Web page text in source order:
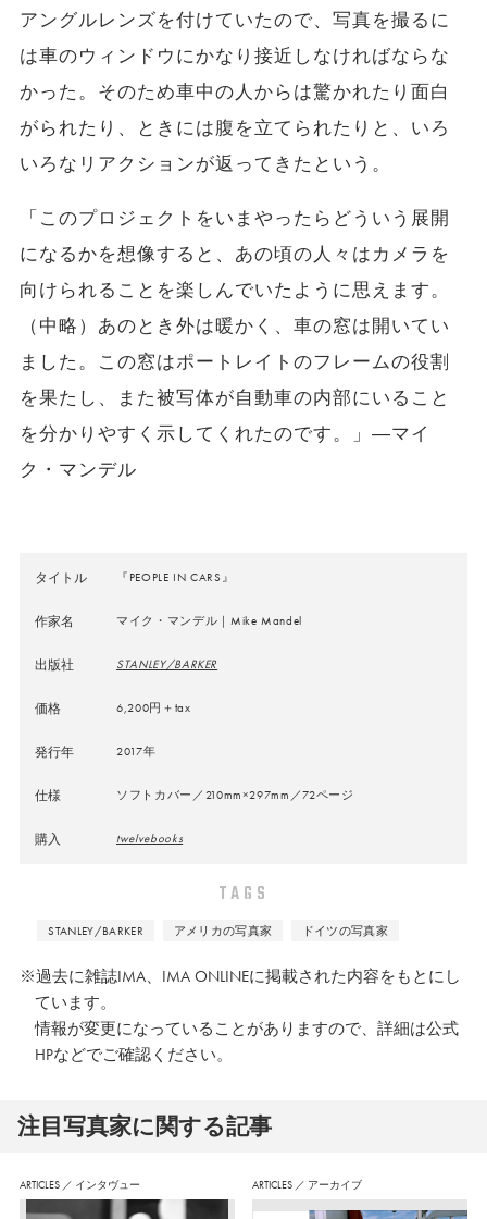
アングルレンズを付けていたので、写真を撮るに
は車のウィンドウにかなり接近しなければならな
かった。そのため車中の人からは驚かれたり面白
がられたり、ときには腹を立てられたりと、いろ
いろなリアクションが返ってきたという。
「このプロジェクトをいまやったらどういう展開
になるかを想像すると、あの頃の人々はカメラを
向けられることを楽しんでいたように思えます。
（中略）あのとき外は暖かく、車の窓は開いてい
ました。この窓はポートレイトのフレームの役割
を果たし、また被写体が自動車の内部にいること
を分かりやすく示してくれたのです。」―マイ
ク・マンデル
タイトル 『PEOPLE IN CARS』
作家名 マイク・マンデル｜Mike Mandel
出版社 STANLEY/BARKER
価格 6,200円＋tax
発行年 2017年
仕様 ソフトカバー／210mm×297mm／72ページ
購入 twelvebooks
TAGS
STANLEY/BARKER アメリカの写真家 ドイツの写真家
※過去に雑誌IMA、IMA ONLINEに掲載された内容をもとにし
ています。
情報が変更になっていることがありますので、詳細は公式
HPなどでご確認ください。
注⽬写真家に関する記事
ARTICLES ／ インタヴュー ARTICLES ／ アーカイブ